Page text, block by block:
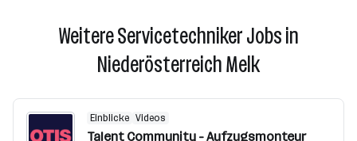
Weitere Servicetechniker Jobs in
Niederösterreich Melk
Einblicke Videos
Talent Community - Aufzugsmonteur